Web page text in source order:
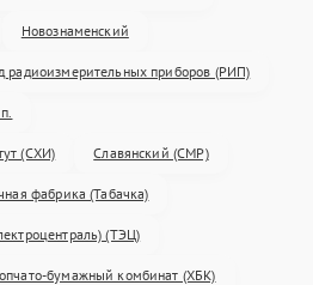
Новознаменский
радиоизмерительных приборов (РИП)
(СХИ) Славянский (СМР)
фабрика (Табачка)
(ТЭЦ)
бумажный комбинат (ХБК)